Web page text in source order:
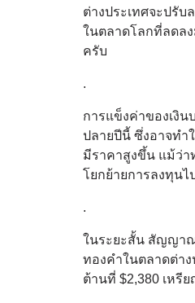
ต่างประเทศจะปรั
ในตลาดโลกที่ลดล
ครับ
.
การแข็งค่าของเงิน
ปลายปีนี้ ซึ่งอาจทำ
มีราคาสูงขึ้น แม้ว่า
โยกย้ายการลงทุน
.
ในระยะสั้น สัญญาณ
ทองคำในตลาดต่า
ต้านที่ $2,380 เหรี